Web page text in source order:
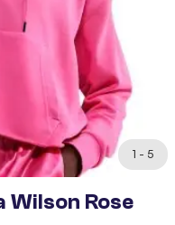
1 - 5
Rose